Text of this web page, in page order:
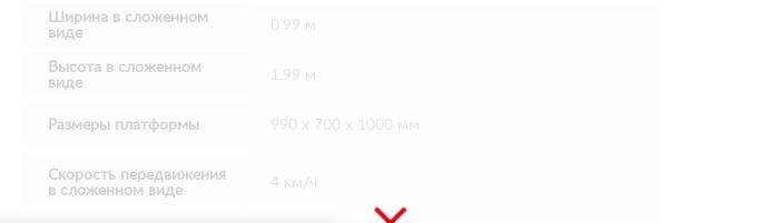
Ширина в сложенном
виде
0.99 м
Высота в сложенном
виде
1.99 м
Размеры платформы 990 х 700 х 1000 мм
Скорость передвижения
в сложенном виде
4 км/ч